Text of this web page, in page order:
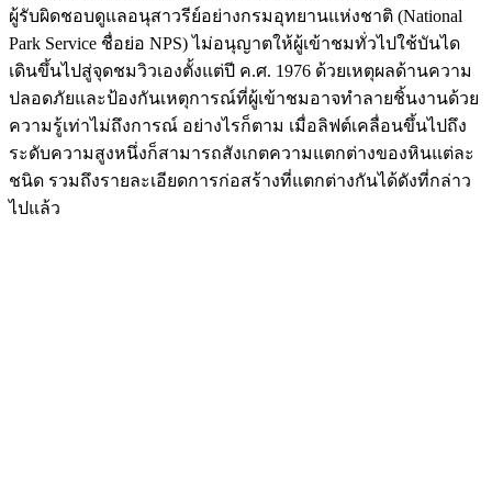
ผู้รับผิดชอบดูแลอนุสาวรีย์อย่างกรมอุทยานแห่งชาติ (National
Park Service ชื่อย่อ NPS) ไม่อนุญาตให้ผู้เข้าชมทั่วไปใช้บันได
เดินขึ้นไปสู่จุดชมวิวเองตั้งแต่ปี ค.ศ. 1976 ด้วยเหตุผลด้านความ
ปลอดภัยและป้องกันเหตุการณ์ที่ผู้เข้าชมอาจทำลายชิ้นงานด้วย
ความรู้เท่าไม่ถึงการณ์ อย่างไรก็ตาม เมื่อลิฟต์เคลื่อนขึ้นไปถึง
ระดับความสูงหนึ่งก็สามารถสังเกตความแตกต่างของหินแต่ละ
ชนิด รวมถึงรายละเอียดการก่อสร้างที่แตกต่างกันได้ดังที่กล่าว
ไปแล้ว